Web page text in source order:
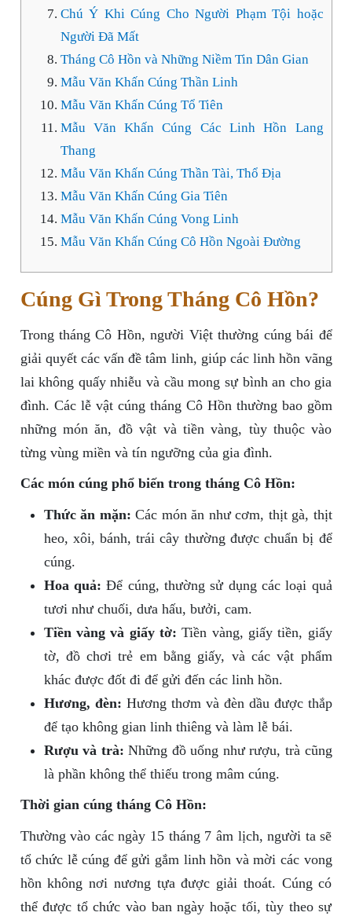
Chú Ý Khi Cúng Cho Người Phạm Tội hoặc
Người Đã Mất
Tháng Cô Hồn và Những Niềm Tin Dân Gian
Mẫu Văn Khấn Cúng Thần Linh
Mẫu Văn Khấn Cúng Tổ Tiên
Mẫu Văn Khấn Cúng Các Linh Hồn Lang
Thang
Mẫu Văn Khấn Cúng Thần Tài, Thổ Địa
Mẫu Văn Khấn Cúng Gia Tiên
Mẫu Văn Khấn Cúng Vong Linh
Mẫu Văn Khấn Cúng Cô Hồn Ngoài Đường
Cúng Gì Trong Tháng Cô Hồn?
Trong tháng Cô Hồn, người Việt thường cúng bái để
giải quyết các vấn đề tâm linh, giúp các linh hồn vãng
lai không quấy nhiễu và cầu mong sự bình an cho gia
đình. Các lễ vật cúng tháng Cô Hồn thường bao gồm
những món ăn, đồ vật và tiền vàng, tùy thuộc vào
từng vùng miền và tín ngưỡng của gia đình.
Các món cúng phổ biến trong tháng Cô Hồn:
Thức ăn mặn: Các món ăn như cơm, thịt gà, thịt
heo, xôi, bánh, trái cây thường được chuẩn bị để
cúng.
Hoa quả: Để cúng, thường sử dụng các loại quả
tươi như chuối, dưa hấu, bưởi, cam.
Tiền vàng và giấy tờ: Tiền vàng, giấy tiền, giấy
tờ, đồ chơi trẻ em bằng giấy, và các vật phẩm
khác được đốt đi để gửi đến các linh hồn.
Hương, đèn: Hương thơm và đèn dầu được thắp
để tạo không gian linh thiêng và làm lễ bái.
Rượu và trà: Những đồ uống như rượu, trà cũng
là phần không thể thiếu trong mâm cúng.
Thời gian cúng tháng Cô Hồn:
Thường vào các ngày 15 tháng 7 âm lịch, người ta sẽ
tổ chức lễ cúng để gửi gắm linh hồn và mời các vong
hồn không nơi nương tựa được giải thoát. Cúng có
thể được tổ chức vào ban ngày hoặc tối, tùy theo sự